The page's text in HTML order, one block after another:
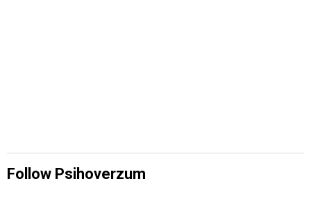
Follow Psihoverzum